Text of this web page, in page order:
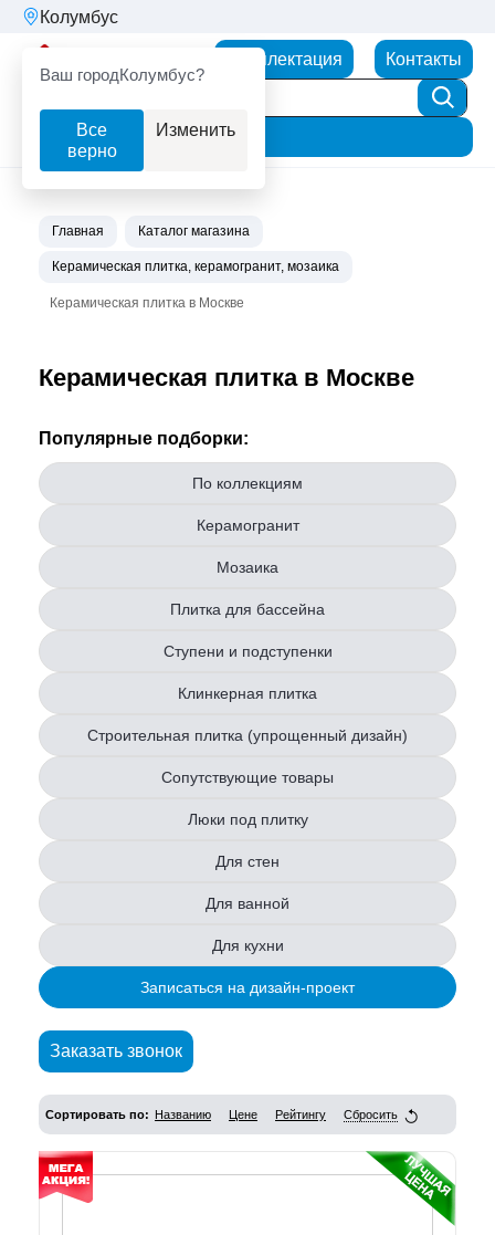
Колумбус
Ваш городКолумбус?
Все
верно
Изменить
Комплектация Контакты
Фильтр
Главная Каталог магазина
Керамическая плитка, керамогранит, мозаика
Керамическая плитка в Москве
Керамическая плитка в Москве
Популярные подборки:
По коллекциям
Керамогранит
Мозаика
Плитка для бассейна
Ступени и подступенки
Клинкерная плитка
Строительная плитка (упрощенный дизайн)
Сопутствующие товары
Люки под плитку
Для стен
Для ванной
Для кухни
Записаться на дизайн-проект
Заказать звонок
Сортировать по: Названию Цене Рейтингу Сбросить